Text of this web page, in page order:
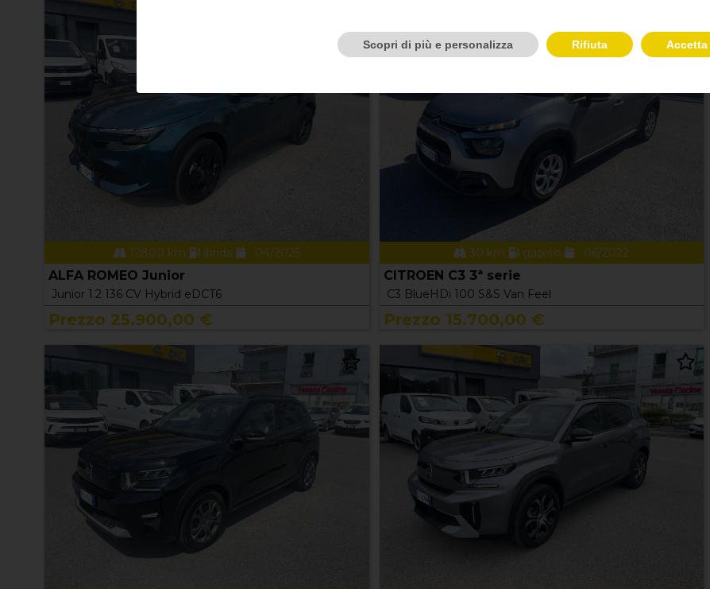
12800 km ibrida 04/2025
ALFA ROMEO Junior
Junior 1.2 136 CV Hybrid eDCT6
Prezzo 25.900,00 €
30 km gasolio 06/2022
CITROEN C3 3ª serie
C3 BlueHDi 100 S&S Van Feel
Prezzo 15.700,00 €
Scopri di più e personalizza Rifiuta Accetta